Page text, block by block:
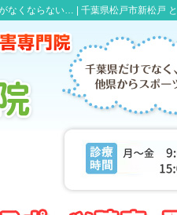
なくならない… | 千葉県松戸市新松戸